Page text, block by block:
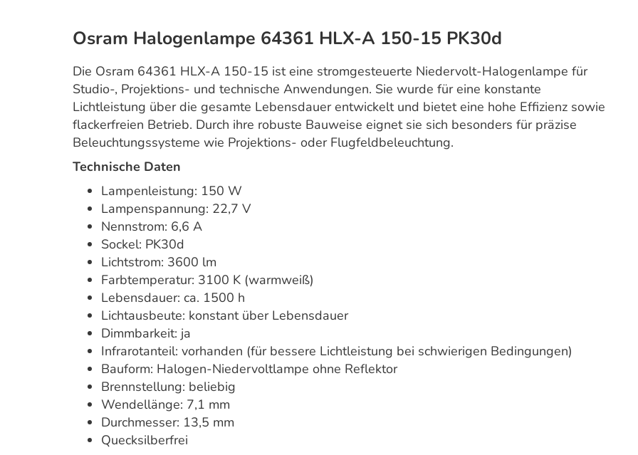
Osram Halogenlampe 64361 HLX-A 150-15 PK30d
Die Osram 64361 HLX-A 150-15 ist eine stromgesteuerte Niedervolt-Halogenlampe für
Studio-, Projektions- und technische Anwendungen. Sie wurde für eine konstante
Lichtleistung über die gesamte Lebensdauer entwickelt und bietet eine hohe Effizienz sowie
flackerfreien Betrieb. Durch ihre robuste Bauweise eignet sie sich besonders für präzise
Beleuchtungssysteme wie Projektions- oder Flugfeldbeleuchtung.
Technische Daten
Lampenleistung: 150 W
Lampenspannung: 22,7 V
Nennstrom: 6,6 A
Sockel: PK30d
Lichtstrom: 3600 lm
Farbtemperatur: 3100 K (warmweiß)
Lebensdauer: ca. 1500 h
Lichtausbeute: konstant über Lebensdauer
Dimmbarkeit: ja
Infrarotanteil: vorhanden (für bessere Lichtleistung bei schwierigen Bedingungen)
Bauform: Halogen-Niedervoltlampe ohne Reflektor
Brennstellung: beliebig
Wendellänge: 7,1 mm
Durchmesser: 13,5 mm
Quecksilberfrei